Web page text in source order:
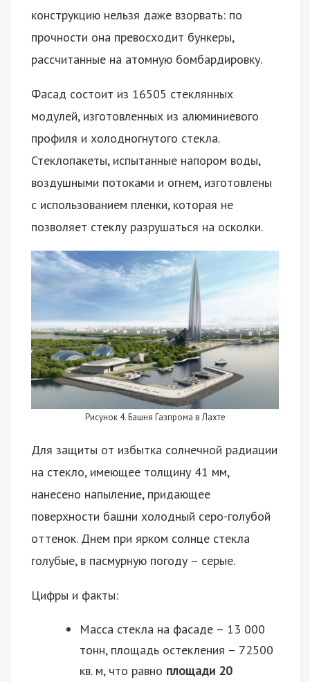
конструкцию нельзя даже взорвать: по
прочности она превосходит бункеры,
рассчитанные на атомную бомбардировку.
Фасад состоит из 16505 стеклянных
модулей, изготовленных из алюминиевого
профиля и холодногнутого стекла.
Стеклопакеты, испытанные напором воды,
воздушными потоками и огнем, изготовлены
с использованием пленки, которая не
позволяет стеклу разрушаться на осколки.
Рисунок 4. Башня Газпрома в Лахте
Для защиты от избытка солнечной радиации
на стекло, имеющее толщину 41 мм,
нанесено напыление, придающее
поверхности башни холодный серо-голубой
оттенок. Днем при ярком солнце стекла
голубые, в пасмурную погоду – серые.
Цифры и факты:
Масса стекла на фасаде – 13 000
тонн, площадь остекления – 72500
кв. м, что равно площади 20